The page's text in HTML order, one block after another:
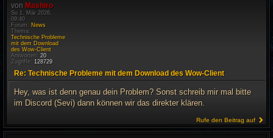
von Mashiro
So 1. Mär 2026,
09:40
Forum: News
Thema:
Technische Probleme
mit dem Download
des Wow-Client
Antworten: 20
Zugriffe: 128729
Re: Technische Probleme mit dem Download des Wow-Client
Hey, was ist denn genau dein Problem? Sonst schreib mir mal bitte
im Discord (Sevi) dann können wir das direkter klären.
Rufe den Beitrag auf